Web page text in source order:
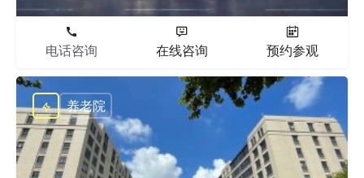
电话咨询 在线咨询 预约参观
养老院